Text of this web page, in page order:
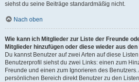
siehst du seine Beiträge standardmäßig nicht.
Nach oben
Wie kann ich Mitglieder zur Liste der Freunde
Mitglieder hinzufügen oder diese wieder aus
Du kannst Benutzer auf zwei Arten auf diese
Benutzerprofil siehst du zwei Links: einen zum
Freunde und einen zum Ignorieren des
persönlichen Bereich direkt Benutzer zu den